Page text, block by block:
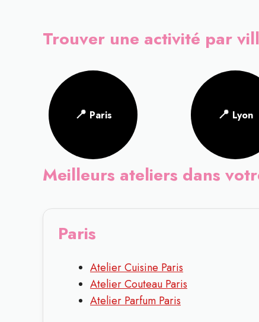
Trouver une activité par
📍 Paris 📍 Lyon
Meilleurs ateliers dans
Paris
Atelier Cuisine Paris
Atelier Couteau Paris
Atelier Parfum Paris